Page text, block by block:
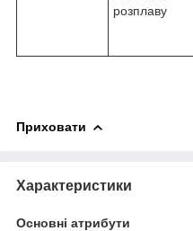
розплаву
Приховати
Характеристики
Основні атрибути